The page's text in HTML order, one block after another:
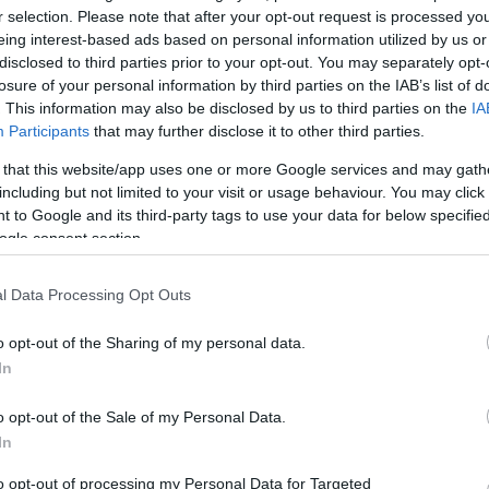
selection. Please note that after your opt-out request is processed
interest-based ads based on personal information utilized by us
to third parties prior to your opt-out. You may separately
of your personal information by third parties on the IAB’s list of
This information may also be disclosed by us to third parties on the
Participants that may further disclose it to other third parties.
that this website/app uses one or more Google services and may
but not limited to your visit or usage behaviour. You may
to Google and its third-party tags to use your data for below
consent section.
Data Processing Opt Outs
opt-out of the Sharing of my personal data.
opt-out of the Sale of my Personal Data.
opt-out of processing my Personal Data for Targeted
premiert tartott a K.V. Társulat
Október 25-én mutatta be a K.V. Társulat Terike &
című feolvasószínházi előadását Markó Róbert
rendezésében a Trafóklubban.
következő Bábel-estet
tánc áll a középpontban a Müpa összművészeti